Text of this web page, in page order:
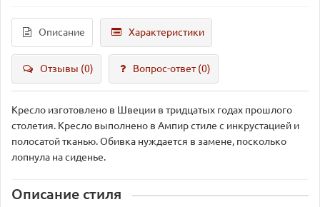
Описание Характеристики
Отзывы (0) Вопрос-ответ(0)
Кресло изготовлено в Швеции в тридцатых годах прошлого
столетия. Кресло выполнено в Ампир стиле с инкрустацией и
полосатой тканью. Обивка нуждается в замене, посколько
лопнула на сиденье.
Описание стиля